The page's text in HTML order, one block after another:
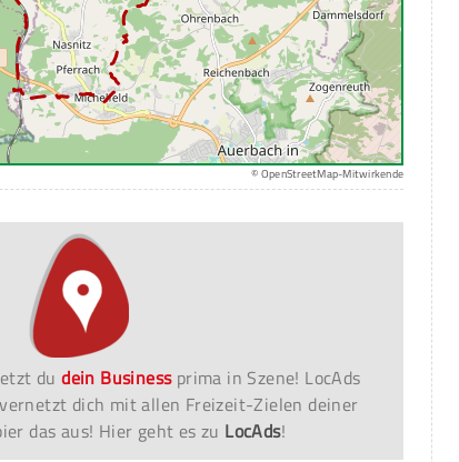
© OpenStreetMap-Mitwirkende
dudein Businessprima in Szene! LocAds
dich mit allen Freizeit-Zielen deiner
das aus! Hier geht es zu LocAds!